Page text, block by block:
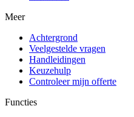
Meer
Achtergrond
Veelgestelde vragen
Handleidingen
Keuzehulp
Controleer mijn offerte
Functies